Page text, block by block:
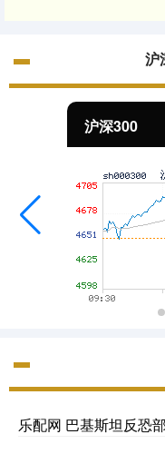
沪
沪深300
乐配网 巴基斯坦反恐